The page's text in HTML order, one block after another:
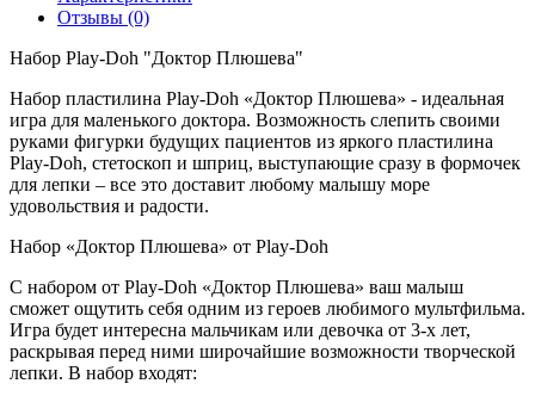
Отзывы (0)
Набор Play-Doh "Доктор Плюшева"
Набор пластилина Play-Doh «Доктор Плюшева» - идеальная
игра для маленького доктора. Возможность слепить своими
руками фигурки будущих пациентов из яркого пластилина
Play-Doh, стетоскоп и шприц, выступающие сразу в формочек
для лепки – все это доставит любому малышу море
удовольствия и радости.
Набор «Доктор Плюшева» от Play-Doh
С набором от Play-Doh «Доктор Плюшева» ваш малыш
сможет ощутить себя одним из героев любимого мультфильма.
Игра будет интересна мальчикам или девочка от 3-х лет,
раскрывая перед ними широчайшие возможности творческой
лепки. В набор входят: